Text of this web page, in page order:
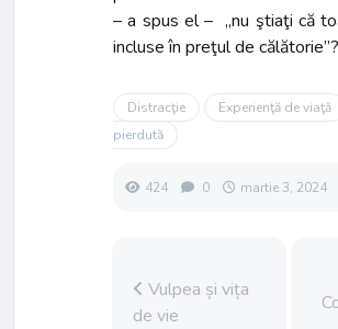
– a spus el – „nu ştiaţi că
incluse în preţul de călătorie”?
Distracţie Experienţă de viaţă
pierdută
424 0 martie 3, 2024
Vulpea și vița
de vie